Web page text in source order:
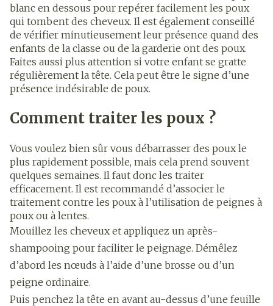
blanc en dessous pour repérer facilement les poux
qui tombent des cheveux. Il est également conseillé
de vérifier minutieusement leur présence quand des
enfants de la classe ou de la garderie ont des poux.
Faites aussi plus attention si votre enfant se gratte
régulièrement la tête. Cela peut être le signe d’une
présence indésirable de poux.
Comment traiter les poux ?
Vous voulez bien sûr vous débarrasser des poux le
plus rapidement possible, mais cela prend souvent
quelques semaines. Il faut donc les traiter
efficacement. Il est recommandé d’associer le
traitement contre les poux à l’utilisation de peignes à
poux ou à lentes.
Mouillez les cheveux et appliquez un après-
shampooing pour faciliter le peignage. Démêlez
d’abord les nœuds à l’aide d’une brosse ou d’un
peigne ordinaire.
Puis penchez la tête en avant au-dessus d’une feuille